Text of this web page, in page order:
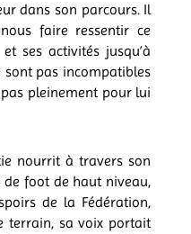
dans son parcours. Il
faire ressentir ce
ses activités jusqu’à
sont pas incompatibles
pleinement pour lui
nourrit à travers son
foot de haut niveau,
de la Fédération,
terrain, sa voix portait